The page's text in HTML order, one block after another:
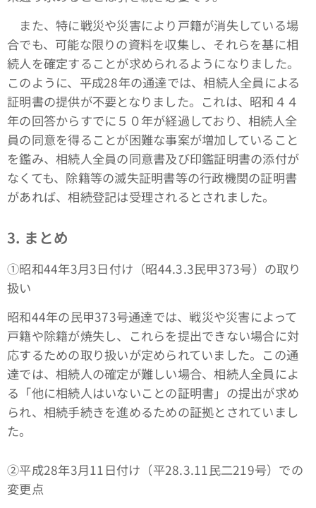
また、特に戦災や災害により戸籍が消失している場
合でも、可能な限りの資料を収集し、それらを基に相
続人を確定することが求められるようになりました。
このように、平成28年の通達では、相続人全員による
証明書の提供が不要となりました。これは、昭和４４
年の回答からすでに５０年が経過しており、相続人全
員の同意を得ることが困難な事案が増加していること
を鑑み、相続人全員の同意書及び印鑑証明書の添付が
なくても、除籍等の滅失証明書等の行政機関の証明書
があれば、相続登記は受理されるとされました。
3. まとめ
①昭和44年3月3日付け（昭44.3.3民甲373号）の取り
扱い
昭和44年の民甲373号通達では、戦災や災害によって
戸籍や除籍が焼失し、これらを提出できない場合に対
応するための取り扱いが定められていました。この通
達では、相続人の確定が難しい場合、相続人全員によ
る「他に相続人はいないことの証明書」の提出が求め
られ、相続手続きを進めるための証拠とされていまし
た。
➁平成28年3月11日付け（平28.3.11民二219号）での
変更点